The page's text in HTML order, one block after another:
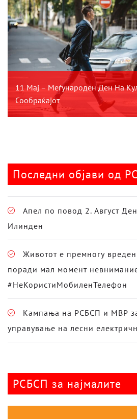
11 Мај – Меѓународен Ден На
Сообраќајот
Последни објави од
Апел по повод 2. Август
Илинден
Животот е премногу вреден
поради мал момент
#НеКористиМобиленТелефон
Кампања на РСБСП и МВР
управување на лесни
РСБСП за најмалите